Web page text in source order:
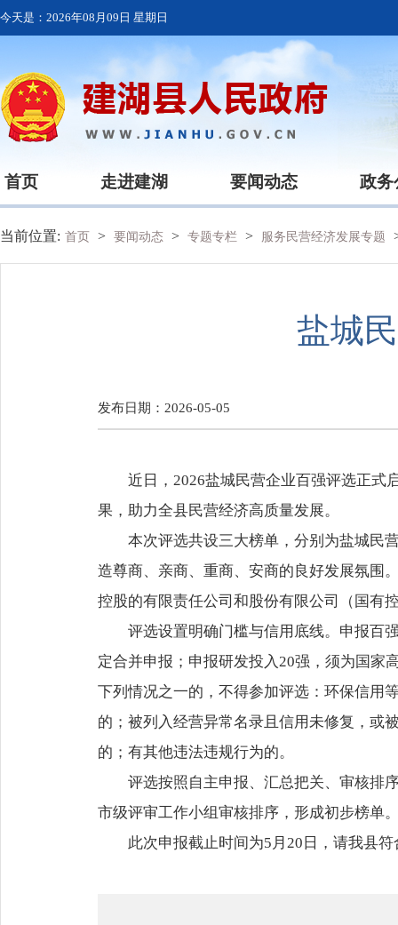
今天是： 2026年08月09日 星期日
首页 走进建湖 要闻动态 政务
当前位置: 首页 > 要闻动态 > 专题专栏 > 服务民营经济发展专题
盐城
发布日期：2026-05-05
近日，2026盐城民营企业百强评选正式
果，助力全县民营经济高质量发展。
本次评选共设三大榜单，分别为盐城民
造尊商、亲商、重商、安商的良好发展氛围
控股的有限责任公司和股份有限公司（国有
评选设置明确门槛与信用底线。申报百
定合并申报；申报研发投入20强，须为国家
下列情况之一的，不得参加评选：环保信用
的；被列入经营异常名录且信用未修复，或
的；有其他违法违规行为的。
评选按照自主申报、汇总把关、审核排
市级评审工作小组审核排序，形成初步榜单
此次申报截止时间为5月20日，请我县